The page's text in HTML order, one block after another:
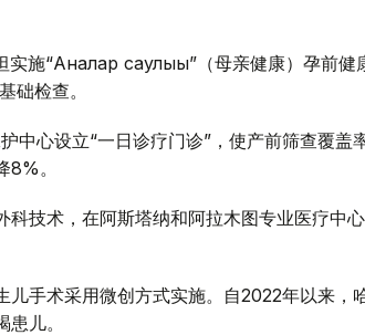
施“Аналар саулығы”（母亲健康）孕前健
础检查。
中心设立“一日诊疗门诊”，使产前筛查覆盖
8%。
科技术，在阿斯塔纳和阿拉木图专业医疗中
儿手术采用微创方式实施。自2022年以来，
儿。